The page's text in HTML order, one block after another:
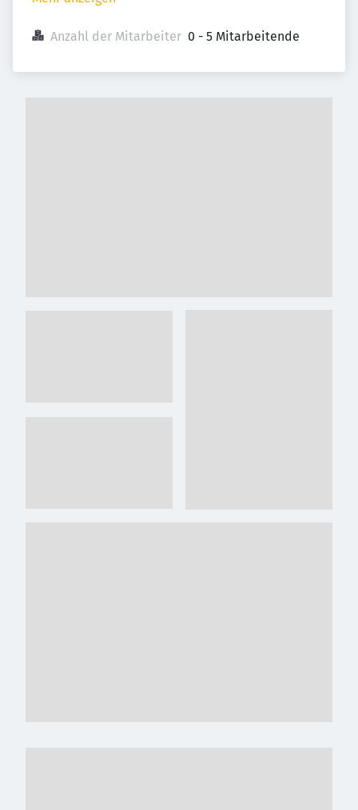
Anzahl der Mitarbeiter 0 - 5 Mitarbeitende